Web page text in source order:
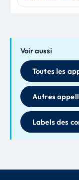
Voir aussi
Toutes les
Autres
Labels des